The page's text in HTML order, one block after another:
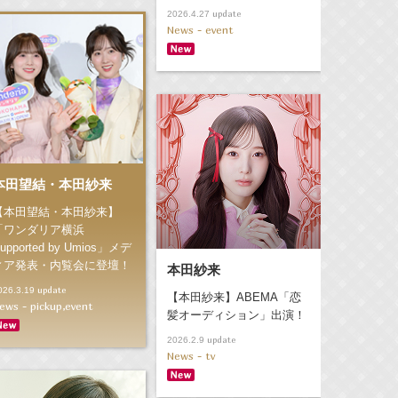
2026.4.27 update
News - event
田望結・本田紗来
本田望結・本田紗来】
ワンダリア横浜
by Umios」メデ
ア発表・内覧会に登壇！
update
- pickup,event
本田紗来
【本田紗来】ABEMA「恋
髪オーディション」出演！
2026.2.9 update
News - tv